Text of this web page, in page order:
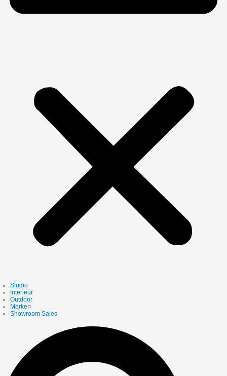
Studio
Interieur
Outdoor
Merken
Showroom Sales